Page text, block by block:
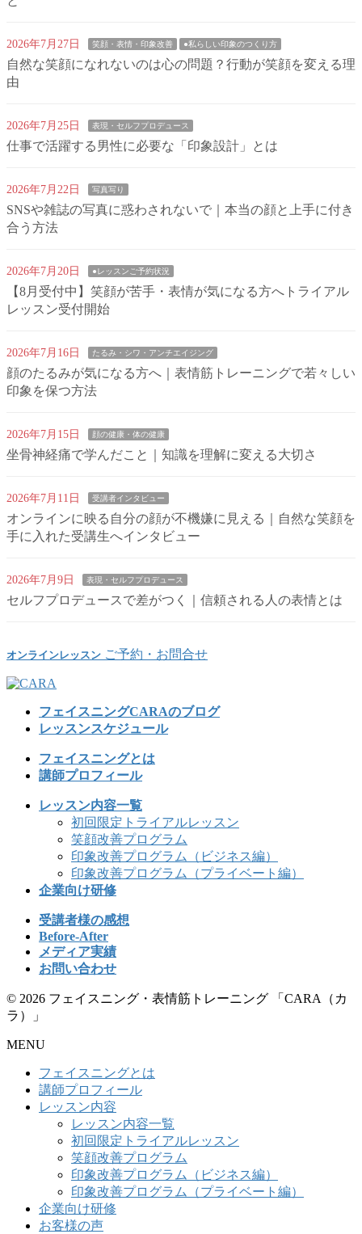
2026年7月27日 笑顔・表情・印象改善 ●私らしい印象のつくり方
自然な笑顔になれないのは心の問題？行動が笑顔を変える理
由
2026年7月25日 表現・セルフプロデュース
仕事で活躍する男性に必要な「印象設計」とは
2026年7月22日 写真写り
SNSや雑誌の写真に惑わされないで｜本当の顔と上手に付き
合う方法
2026年7月20日 ●レッスンご予約状況
【8月受付中】笑顔が苦手・表情が気になる方へトライアル
レッスン受付開始
2026年7月16日 たるみ・シワ・アンチエイジング
顔のたるみが気になる方へ｜表情筋トレーニングで若々しい
印象を保つ方法
2026年7月15日 顔の健康・体の健康
坐骨神経痛で学んだこと｜知識を理解に変える大切さ
2026年7月11日 受講者インタビュー
オンラインに映る自分の顔が不機嫌に見える｜自然な笑顔を
手に入れた受講生へインタビュー
2026年7月9日 表現・セルフプロデュース
セルフプロデュースで差がつく｜信頼される人の表情とは
オンラインレッスン ご予約・お問合せ
フェイスニングCARAのブログ
レッスンスケジュール
フェイスニングとは
講師プロフィール
レッスン内容一覧
初回限定トライアルレッスン
笑顔改善プログラム
印象改善プログラム（ビジネス編）
印象改善プログラム（プライベート編）
企業向け研修
受講者様の感想
Before-After
メディア実績
お問い合わせ
© 2026 フェイスニング・表情筋トレーニング 「CARA（カ
ラ）」
MENU
フェイスニングとは
講師プロフィール
レッスン内容
レッスン内容一覧
初回限定トライアルレッスン
笑顔改善プログラム
印象改善プログラム（ビジネス編）
印象改善プログラム（プライベート編）
企業向け研修
お客様の声